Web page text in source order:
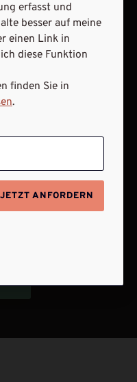
erfasst und
besser auf meine
einen Link in
diese Funktion
finden Sie in
.
JETZT ANFORDERN